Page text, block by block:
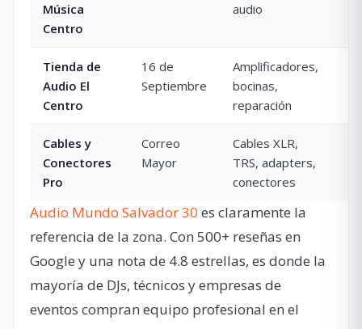
Música
Centro
audio
Tienda de
Audio El
Centro
16 de
Septiembre
Amplificadores,
bocinas,
reparación
Cables y
Conectores
Pro
Correo
Mayor
Cables XLR,
TRS, adapters,
conectores
Audio Mundo Salvador 30 es claramente la
referencia de la zona. Con 500+ reseñas en
Google y una nota de 4.8 estrellas, es donde la
mayoría de DJs, técnicos y empresas de
eventos compran equipo profesional en el